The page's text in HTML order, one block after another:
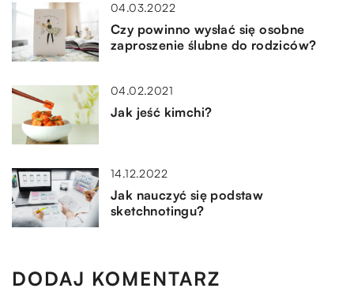
04.03.2022
Czy powinno wysłać się osobne
zaproszenie ślubne do rodziców?
04.02.2021
Jak jeść kimchi?
14.12.2022
Jak nauczyć się podstaw
sketchnotingu?
DODAJ KOMENTARZ